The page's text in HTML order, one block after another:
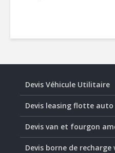
Devis Véhicule Utilitaire
Devis leasing flotte
Devis van et fourgon
Devis borne de